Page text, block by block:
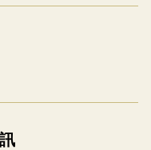
覽，完整即時空